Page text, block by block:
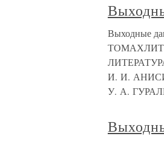
Выходные
И. И.
У. А.